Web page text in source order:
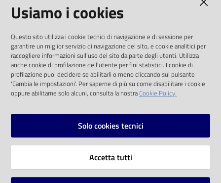
solo alle condizioni previste dalla direttiva
comunitaria 2003/98/CE e dal d.lgs. 36/2006
SOCIAL
Instagram
Vai alla pagina
Usiamo i cookies
Questo sito utilizza i cookie tecnici di navigazione e di sessione per
garantire un miglior servizio di navigazione del sito, e cookie analitici per
raccogliere informazioni sull'uso del sito da parte degli utenti. Utilizza
anche cookie di profilazione dell'utente per fini statistici. I cookie di
profilazione puoi decidere se abilitarli o meno cliccando sul pulsante
'Cambia le impostazioni'. Per saperne di più su come disabilitare i cookie
oppure abilitarne solo alcuni, consulta la nostraCookie Policy.
Solo cookies tecnici
Accetta tutti